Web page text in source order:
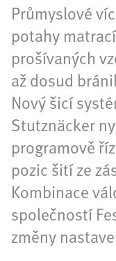
Průmyslové
potahy
prošívaných
až dosud
Nový šicí
Stutznäcker
programově
pozic šití ze
Kombinace
společností
změny